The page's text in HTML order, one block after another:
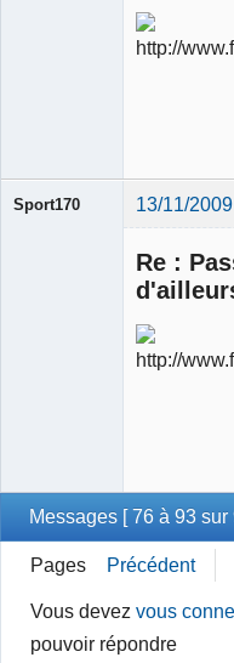
Sport170 13/11/
Re :
Messages [ 76 à 93 sur
Pages Précédent
Vous devezvous
pouvoir répondre